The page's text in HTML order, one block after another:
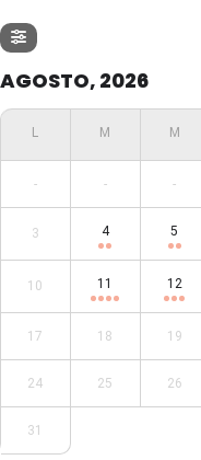
AGOSTO, 2026
- - -
3 4 5
10 11 12
17 18 19
24 25 26
31